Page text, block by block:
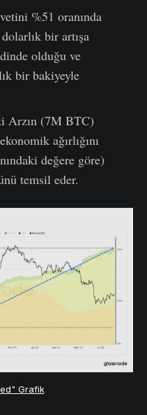
%51 oranında
bir artışa
olduğu ve
bir bakiyeyle
Arzın (7M BTC)
ağırlığını
değere göre)
temsil eder.
Grafik